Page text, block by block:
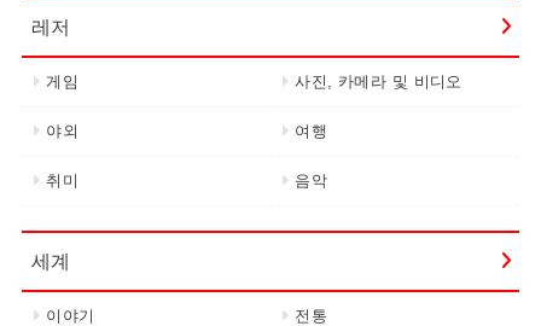
레저
게임 사진, 카메라 및 비디오
야외 여행
취미 음악
세계
이야기 전통